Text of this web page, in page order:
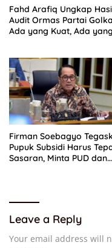
Fahd Arafiq Ungkap
Audit Ormas Partai
Ada yang Kuat, Ada yang
Firman Soebagyo
Pupuk Subsidi Harus
Sasaran, Minta PUD dan
Leave a Reply
Your email address will